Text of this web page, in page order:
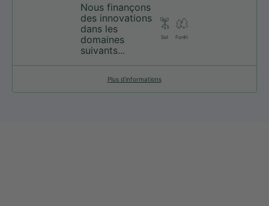
Nous finançons
des innovations
dans les
domaines
suivants...
Sol Forêt
Plus d’informations